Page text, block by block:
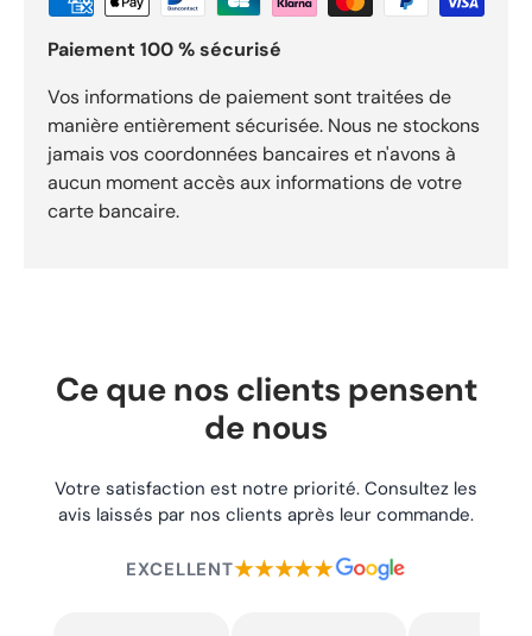
utilisation Vérifiez la référence, les dimensions et la
équipement propre et à l’arrêt, puis contrôlez le serrage, le
maintien et le fonctionnement avant utilisation. Pourquoi
acheter chez MalinMatos ? Produit neuf. Livraison rapide.
Livraison offerte dès 29,90 € d’achat. Expédition soignée.
Paiement sécurisé. Service client réactif. Entreprise
française.
Paiement 100 % sécurisé
Vos informations de paiement sont traitées de
manière entièrement sécurisée. Nous ne stockons
jamais vos coordonnées bancaires et n'avons à
aucun moment accès aux informations de votre
carte bancaire.
Ce que nos clients pensent
de nous
Votre satisfaction est notre priorité. Consultez les
avis laissés par nos clients après leur commande.
EXCELLENT★★★★★